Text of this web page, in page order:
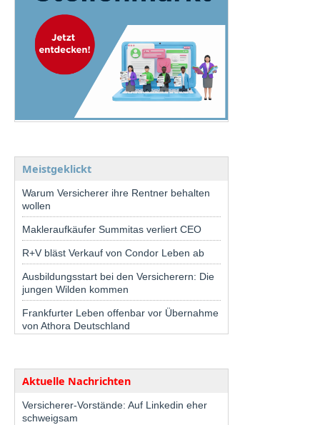
Meistgeklickt
Warum Versicherer ihre Rentner behalten
wollen
Makleraufkäufer Summitas verliert CEO
R+V bläst Verkauf von Condor Leben ab
Ausbildungsstart bei den Versicherern: Die
jungen Wilden kommen
Frankfurter Leben offenbar vor Übernahme
von Athora Deutschland
Aktuelle Nachrichten
Versicherer-Vorstände: Auf Linkedin eher
schweigsam